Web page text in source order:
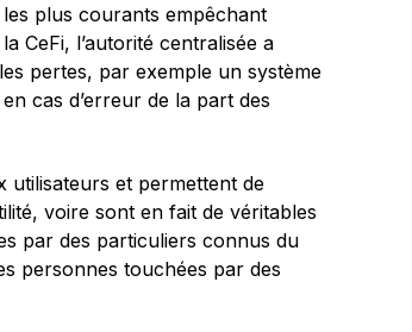
plus courants empêchant
CeFi, l’autorité centralisée a
pertes, par exemple un système
cas d’erreur de la part des
utilisateurs et permettent de
voire sont en fait de véritables
par des particuliers connus du
personnes touchées par des